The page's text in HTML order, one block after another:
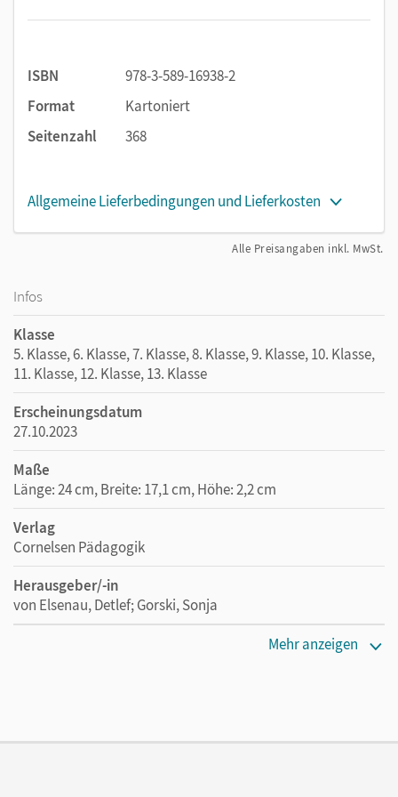
in unserer Gesellschaft. Praxisbeispiele
ISBN
978-3-589-16938-2
Format
Kartoniert
Seitenzahl
368
Allgemeine Lieferbedingungen und Lieferkosten
Alle Preisangaben inkl. MwSt.
Infos
Klasse
5. Klasse, 6. Klasse, 7. Klasse, 8. Klasse, 9. Klasse, 10. Klasse,
11. Klasse, 12. Klasse, 13. Klasse
Erscheinungsdatum
27.10.2023
Maße
Länge: 24 cm, Breite: 17,1 cm, Höhe: 2,2 cm
Verlag
Cornelsen Pädagogik
Herausgeber/-in
von Elsenau, Detlef; Gorski, Sonja
Wolfgang; Frings, Anna; Geweke, Michaele; Henke,
Mehr anzeigen